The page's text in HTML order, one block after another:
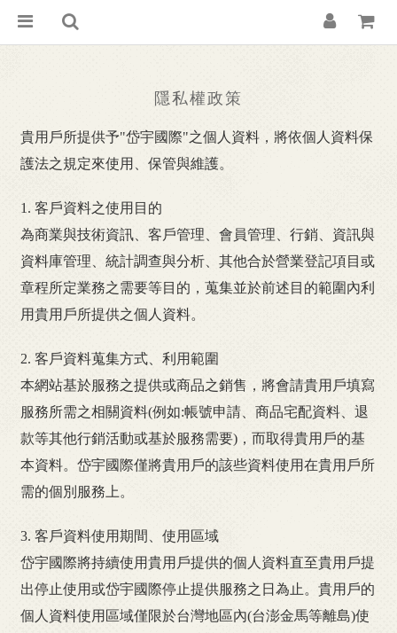
隱私權政策
貴用戶所提供予"岱宇國際"之個人資料，將依個人資料保
護法之規定來使用、保管與維護。
1. 客戶資料之使用目的
為商業與技術資訊、客戶管理、會員管理、行銷、資訊與
資料庫管理、統計調查與分析、其他合於營業登記項目或
章程所定業務之需要等目的，蒐集並於前述目的範圍內利
用貴用戶所提供之個人資料。
2. 客戶資料蒐集方式、利用範圍
本網站基於服務之提供或商品之銷售，將會請貴用戶填寫
服務所需之相關資料(例如:帳號申請、商品宅配資料、退
款等其他行銷活動或基於服務需要)，而取得貴用戶的基
本資料。岱宇國際僅將貴用戶的該些資料使用在貴用戶所
需的個別服務上。
3. 客戶資料使用期間、使用區域
岱宇國際將持續使用貴用戶提供的個人資料直至貴用戶提
出停止使用或岱宇國際停止提供服務之日為止。貴用戶的
個人資料使用區域僅限於台灣地區內(台澎金馬等離島)使